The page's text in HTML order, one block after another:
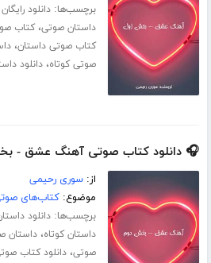
برچسب‌ها:دانلود
داستان صوتی،کتاب
کتاب صوتی داستان،
صوتی کوتاه،دانلود
🎧 دانلود کتاب صوتی آهنگ عشق -
از:سوری رحیمی
موضوع:کتاب‌های
برچسب‌ها:دانلود
داستان کوتاه،داستان
صوتی،دانلود کتاب